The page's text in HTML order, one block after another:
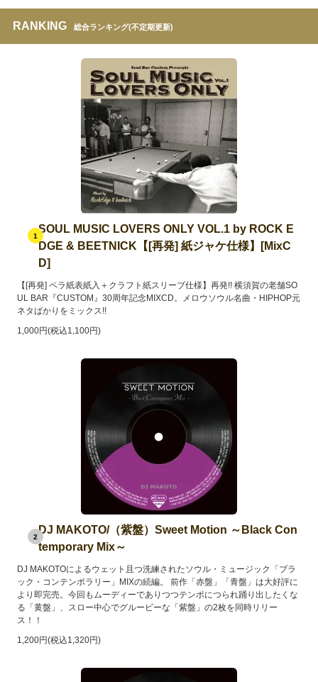
RANKING 総合ランキング(不定期更新)
1
SOUL MUSIC LOVERS ONLY VOL.1 by ROCK E
DGE & BEETNICK【[再発] 紙ジャケ仕様】[MixC
D]
【[再発] ペラ紙表紙入＋クラフト紙スリーブ仕様】再発!! 横須賀の老舗SO
UL BAR『CUSTOM』30周年記念MIXCD。メロウソウル名曲・HIPHOP元
ネタばかりをミックス!!
1,000円(税込1,100円)
2
DJ MAKOTO/（紫盤）Sweet Motion ～Black Con
temporary Mix～
DJ MAKOTOによるウェット且つ洗練されたソウル・ミュージック「ブラ
ック・コンテンポラリー」MIXの続編。 前作「赤盤」「青盤」は大好評に
より即完売。今回もムーディーでありつつテンポにつられ踊り出したくな
る「黄盤」、スロー中心でグルービーな「紫盤」の2枚を同時リリー
ス！！
1,200円(税込1,320円)